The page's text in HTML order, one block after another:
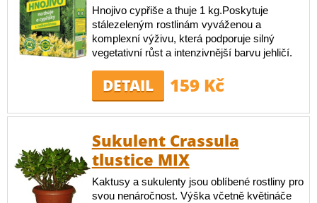
Hnojivo cypřiše a thuje 1 kg.Poskytuje
stálezeleným rostlinám vyváženou a
komplexní výživu, která podporuje silný
vegetativní růst a intenzivnější barvu jehličí.
DETAIL 159 Kč
Sukulent Crassula
tlustice MIX
Kaktusy a sukulenty jsou oblíbené rostliny pro
svou nenáročnost. Výška včetně květináče